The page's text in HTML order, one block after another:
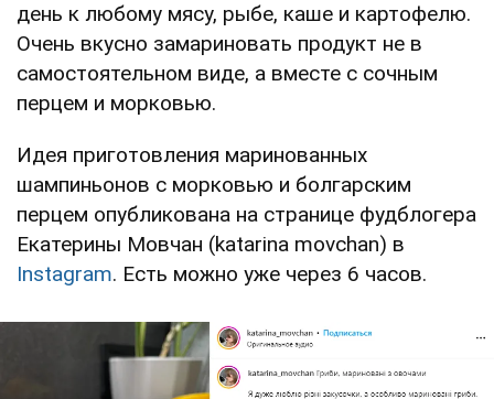
день к любому мясу, рыбе, каше и картофелю.
Очень вкусно замариновать продукт не в
самостоятельном виде, а вместе с сочным
перцем и морковью.
Идея приготовления маринованных
шампиньонов с морковью и болгарским
перцем опубликована на странице фудблогера
Екатерины Мовчан (katarina movchan) в
Instagram. Есть можно уже через 6 часов.